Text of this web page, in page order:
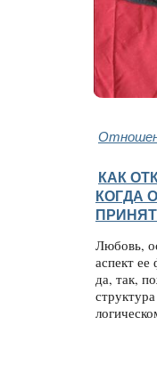
КАК
КОГДА
Любовь,
аспект
да, так,